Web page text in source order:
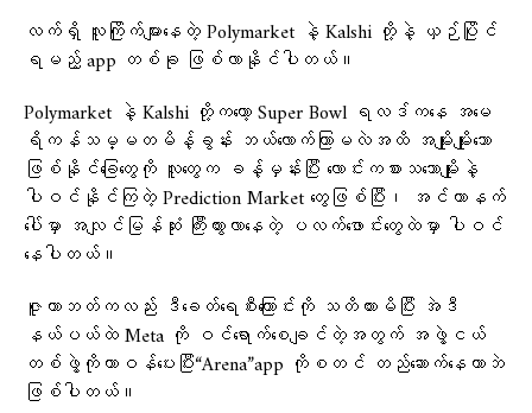
လက်ရှိ လူကြိုက်များနေတဲ့ Polymarket နဲ့ Kalshi တို့နဲ့ ယှဉ်ပြိုင်
ရမည့် app တစ်ခု ဖြစ်လာနိုင်ပါတယ်။
Polymarket နဲ့ Kalshi တို့ကတော့ Super Bowl ရလဒ်ကနေ အမေ
ရိကန်သမ္မတမိန့်ခွန်း ဘယ်လောက်ကြာမလဲအထိ အမျိုးမျိုးသော
ဖြစ်နိုင်ခြေ‌တွေကို လူတွေက ခန့်မှန်းပြီး လောင်းကစားသဘောမျိုးနဲ့
ပါဝင်နိုင်ကြတဲ့ Prediction Market တွေဖြစ်ပြီး၊ အင်တာနက်
ပေါ်မှာ အလျင်မြန်ဆုံး ကြီးထွားလာနေတဲ့ ပလက်ဖောင်းတွေထဲမှာ ပါဝင်
နေပါတယ်။
ဇူကာဘတ်ကလည်း ဒီခေတ်ရေစီးကြောင်းကို သတိထားမိပြီး အဲဒီ
နယ်ပယ်ထဲ Meta ကို ဝင်ရောက်စေချင်တဲ့အတွက် အဖွဲ့ငယ်
တစ်ဖွဲ့ကိုတာဝန်ပေးပြီး“Arena”app ကိုစတင် တည်ဆောက်နေတာဘဲ
ဖြစ်ပါတယ်။